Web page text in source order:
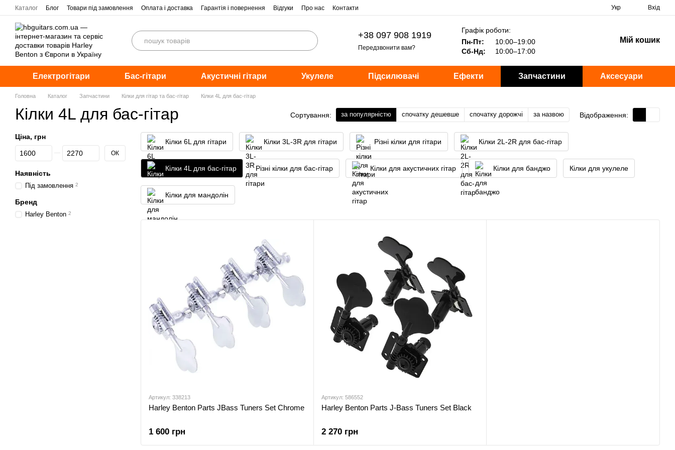
Перейти до основного контенту
Каталог Блог Товари під замовлення Оплата і доставка Гарантія і повернення Відгуки Про нас Контакти Укр Вхід
+38 097 908 1919
Передзвонити вам?
Графік роботи:
Пн-Пт:
10:00–19:00
Сб-Нд:
10:00–17:00
Мій кошик
Електрогітари Бас-гітари Акустичні гітари Укулеле Підсилювачі Ефекти Запчастини Аксесуари
Головна Каталог Запчастини Кілки для гітар та бас-гітар Кілки 4L для бас-гітар
Кілки 4L для бас-гітар Сортування: за популярністю спочатку дешевше спочатку дорожчі за назвою Відображення:
Кілки 6L для гітари Кілки 3L-3R для гітари Різні кілки для гітари Кілки 2L-2R для бас-гітар
Кілки 4L для бас-гітар Різні кілки для бас-гітар Кілки для акустичних гітар Кілки для банджо Кілки для укулеле
Кілки для мандолін
Артикул: 338213
Harley Benton Parts JBass Tuners Set Chrome
1 600 грн
Артикул: 586552
Harley Benton Parts J-Bass Tuners Set Black
2 270 грн
Ціна, грн
Від Ціна, грн
До Ціна, грн ОК
Наявність
Під замовлення 2
Бренд
Harley Benton 2